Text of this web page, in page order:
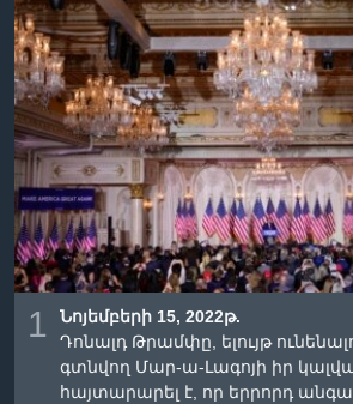
1
Նոյեմբերի 15, 2022թ.
Դոնալդ Թրամփը, ելույթ
գտնվող Մար-ա-Լագոյի իր
հայտարարել է, որ երրորդ